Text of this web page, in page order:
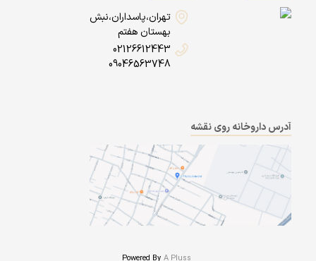
تهران،پاسداران،نبش
بهستان هفتم
02126612443
09046563748
آدرس داروخانه روی نقشه